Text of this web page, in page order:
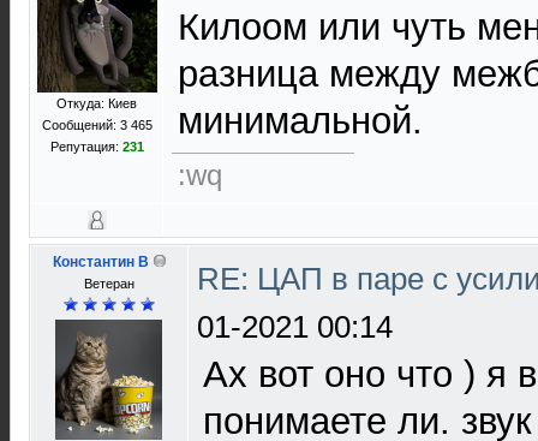
Откуда: Киев
Сообщений: 3 465
Репутация: 231
Килоом или чуть
разница между
минимальной.
:wq
Константин В
Ветеран
RE: ЦАП в паре с
01-2021 00:14
Ах вот оно что ) я
понимаете ли.